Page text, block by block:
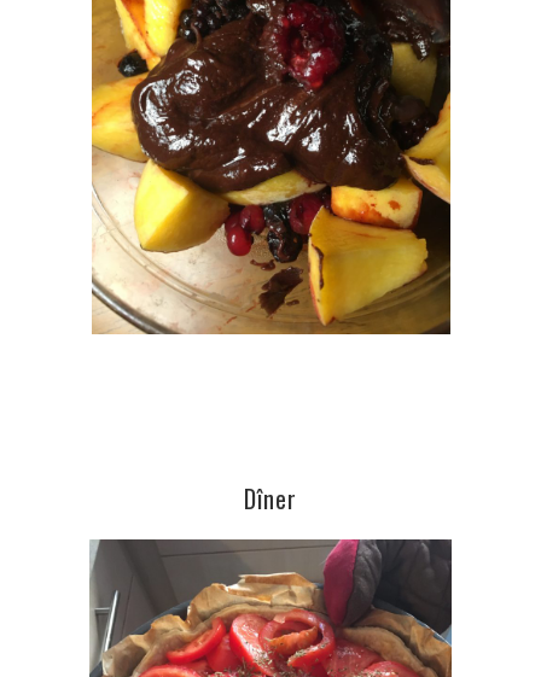
Dîner